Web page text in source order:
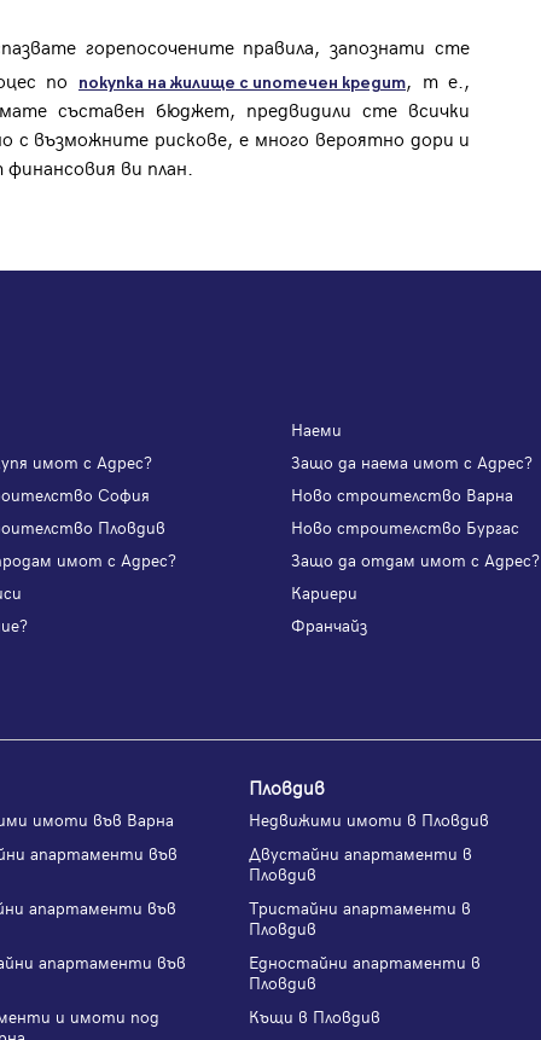
горепосочените правила, запознати сте
по
покупка на жилище с ипотечен кредит, т е.,
съставен бюджет, предвидили сте всички
с възможните рискове, е много вероятно дори и
ви план.
Наеми
имот с Адрес?
Защо да наема имот с Адрес?
София
Ново строителство Варна
Пловдив
Ново строителство Бургас
имот с Адрес?
Защо да отдам имот с Адрес?
Кариери
Франчайз
имоти във Варна
апартаменти във
апартаменти във
апартаменти във
и имоти под
Пловдив
Недвижими имоти в Пловдив
Двустайни апартаменти в
Пловдив
Тристайни апартаменти в
Пловдив
Едностайни апартаменти в
Пловдив
Къщи в Пловдив